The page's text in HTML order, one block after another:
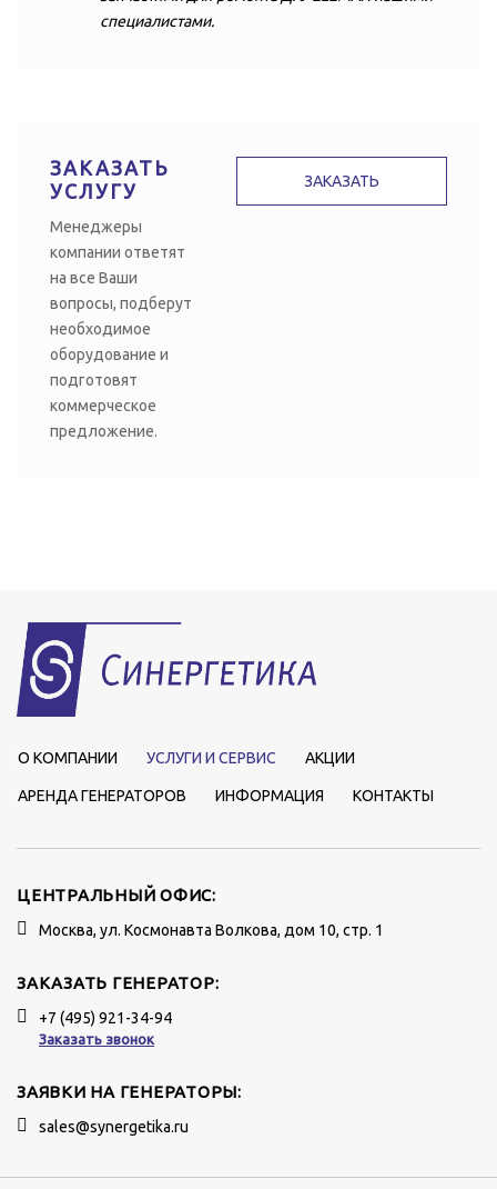
специалистами.
ЗАКАЗАТЬ
УСЛУГУ
Менеджеры
компании ответят
на все Ваши
вопросы, подберут
необходимое
оборудование и
подготовят
коммерческое
предложение.
ЗАКАЗАТЬ
О КОМПАНИИ УСЛУГИ И СЕРВИС АКЦИИ
АРЕНДА ГЕНЕРАТОРОВ ИНФОРМАЦИЯ КОНТАКТЫ
ЦЕНТРАЛЬНЫЙ ОФИС:
Москва, ул. Космонавта Волкова, дом 10, стр. 1
ЗАКАЗАТЬ ГЕНЕРАТОР:
+7 (495) 921-34-94
Заказать звонок
ЗАЯВКИ НА ГЕНЕРАТОРЫ:
sales@synergetika.ru